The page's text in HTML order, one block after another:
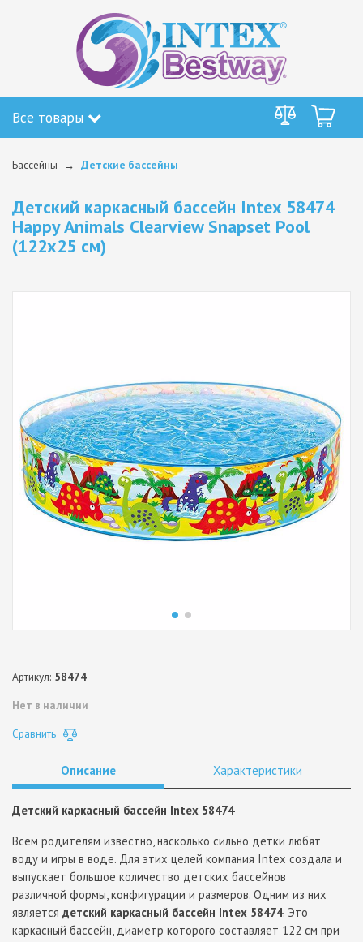
Все товары
Бассейны Детские бассейны
Детский каркасный бассейн Intex 58474
Happy Animals Clearview Snapset Pool
(122х25 см)
Артикул: 58474
Нет в наличии
Сравнить
Описание Характеристики
Детский каркасный бассейн Intex 58474
Всем родителям известно, насколько сильно детки любят
воду и игры в воде. Для этих целей компания Intex создала и
выпускает большое количество детских бассейнов
различной формы, конфигурации и размеров. Одним из них
является детский каркасный бассейн Intex 58474. Это
каркасный бассейн, диаметр которого составляет 122 см при